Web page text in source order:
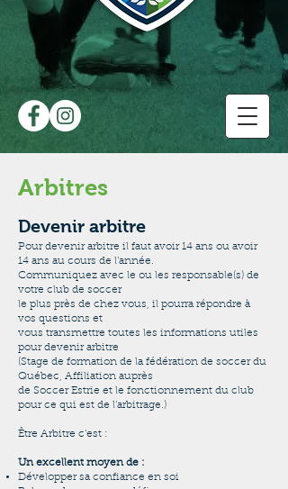
Arbitres
Devenir arbitre
Pour devenir arbitre il faut avoir 14 ans ou avoir
14 ans au cours de l’année.
Communiquez avec le ou les responsable(s) de
votre club de soccer
le plus près de chez vous, il pourra répondre à
vos questions et
vous transmettre toutes les informations utiles
pour devenir arbitre
(Stage de formation de la fédération de soccer du
Québec, Affiliation auprès
de Soccer Estrie et le fonctionnement du club
pour ce qui est de l’arbitrage.)
Être Arbitre c’est :
Un excellent moyen de :
Développer sa confiance en soi